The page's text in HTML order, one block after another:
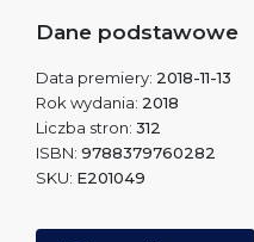
Dane podstawowe
Data premiery: 2018-11-13
Rok wydania: 2018
Liczba stron: 312
ISBN: 9788379760282
SKU: E201049